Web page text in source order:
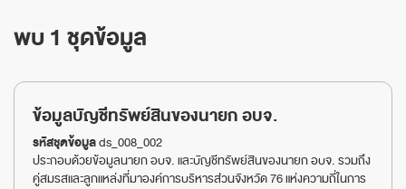
พบ 1 ชุดข้อมูล
ข้อมูลบัญชีทรัพย์สินของนายก อบจ.
รหัสชุดข้อมูลds_008_002
ประกอบด้วยข้อมูลนายก อบจ. และบัญชีทรัพย์สินของนายก อบจ. รวมถึง
คู่สมรสและลูกแหล่งที่มาองค์การบริหารส่วนจังหวัด 76 แห่งความถี่ในการ